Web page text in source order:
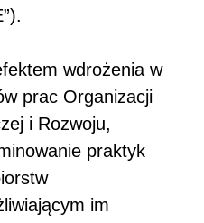
wdrożenia w
prac Organizacji
i Rozwoju,
praktyk
im